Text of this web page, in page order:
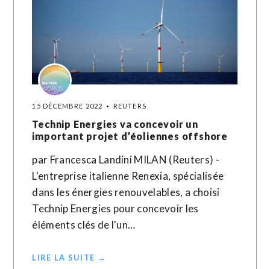
15 DÉCEMBRE 2022 REUTERS
Technip Energies va concevoir un
important projet d’éoliennes offshore
par Francesca Landini MILAN (Reuters) -
L'entreprise italienne Renexia, spécialisée
dans les énergies renouvelables, a choisi
Technip Energies pour concevoir les
éléments clés de l'un…
LIRE LA SUITE →